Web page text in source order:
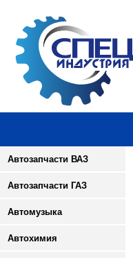
Автозапчасти ВАЗ
Автозапчасти ГАЗ
Автомузыка
Автохимия